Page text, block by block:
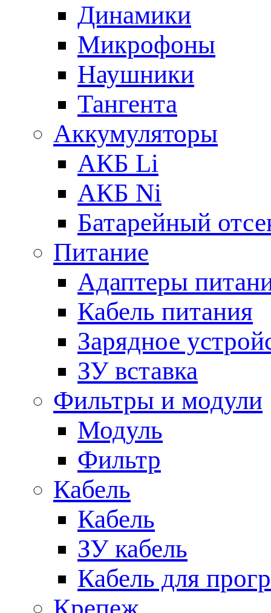
Динамики
Микрофоны
Наушники
Тангента
Аккумуляторы
АКБ Li
АКБ Ni
Батарейный
Питание
Адаптеры
Кабель питания
Зарядное
ЗУ вставка
Фильтры и модули
Модуль
Фильтр
Кабель
Кабель
ЗУ кабель
Кабель для